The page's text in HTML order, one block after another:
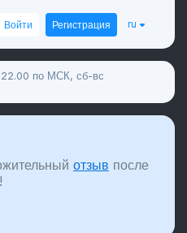
Войти Регистрация ru
22.00 по МСК, сб-вс
отзыв после